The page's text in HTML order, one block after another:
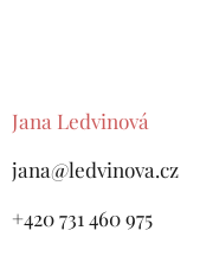
Jana Ledvinová
jana@ledvinova.cz
+420 731 460 975